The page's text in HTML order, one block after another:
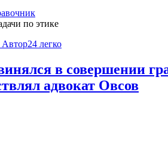
по этике
в совершении
адвокат Овсов